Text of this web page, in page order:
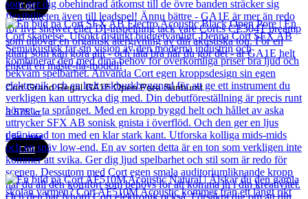
Cort
Cort Grand Regal GA1E Open Pore Sunburst
3 575kr
Läs mer
Cort